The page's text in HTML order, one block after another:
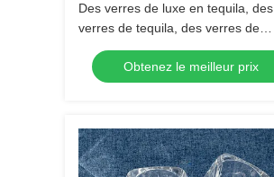
Des verres de luxe en tequila, des
verres de tequila, des verres de
tequila, des verres de tequila, des
verres de tequila.
Obtenez le meilleur prix